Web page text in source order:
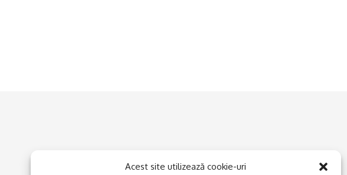
Acest site utilizează cookie-uri